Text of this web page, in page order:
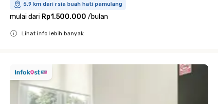
5.9 km dari rsia buah hati pamulang
mulai dari Rp1.500.000 /bulan
Lihat info lebih banyak